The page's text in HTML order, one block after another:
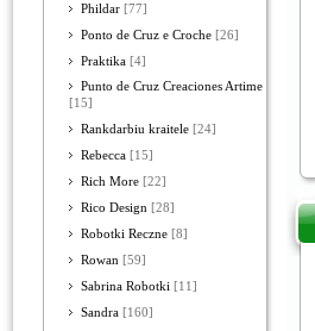
Phildar [77]
Ponto de Cruz e Croche [26]
Praktika [4]
Punto de Cruz Creaciones Artime
[15]
Rankdarbiu kraitele [24]
Rebecca [15]
Rich More [22]
Rico Design [28]
Robotki Reczne [8]
Rowan [59]
Sabrina Robotki [11]
Sandra [160]